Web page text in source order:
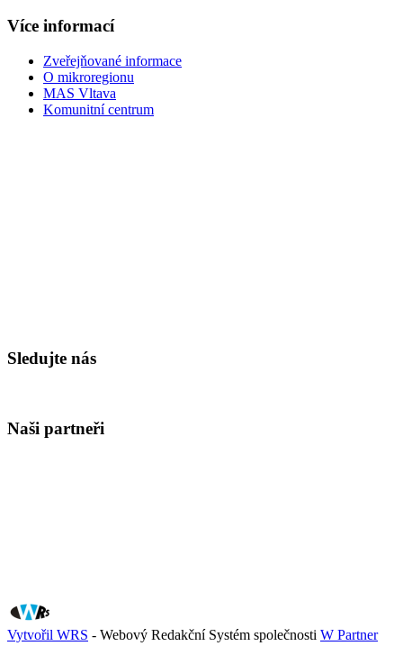
Více informací
Zveřejňované informace
O mikroregionu
MAS Vltava
Komunitní centrum
Sledujte nás
Naši partneři
Vytvořil WRS - Webový Redakční Systém společnosti W Partner